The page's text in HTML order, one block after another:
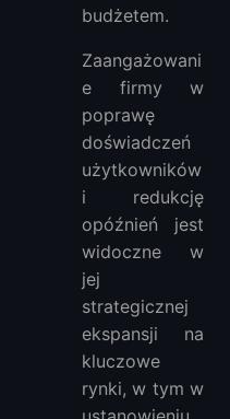
budżetem.
Zaangażowani
e firmy w
poprawę
doświadczeń
użytkowników
i redukcję
opóźnień jest
widoczne w
jej
strategicznej
ekspansji na
kluczowe
rynki, w tym w